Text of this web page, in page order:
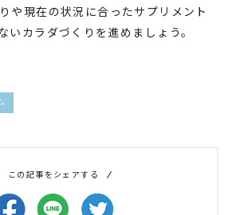
や現在の状況に合ったサプリメント
いカラダづくりを進めましょう。
この記事をシェアする